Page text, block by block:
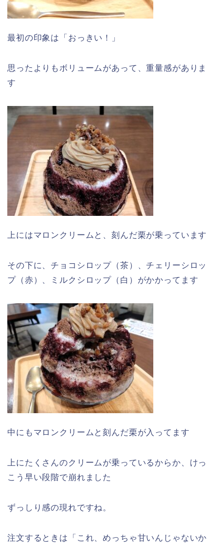
最初の印象は「おっきい！」
思ったよりもボリュームがあって、重量感がありま
す
上にはマロンクリームと、刻んだ栗が乗っています
その下に、チョコシロップ（茶）、チェリーシロッ
プ（赤）、ミルクシロップ（白）がかかってます
中にもマロンクリームと刻んだ栗が入ってます
上にたくさんのクリームが乗っているからか、けっ
こう早い段階で崩れました
ずっしり感の現れですね。
注文するときは「これ、めっちゃ甘いんじゃないか